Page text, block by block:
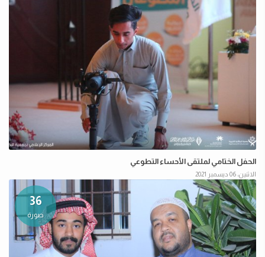
الحفل الختامي لملتقى الأحساء التطوعي
الاثنين، 06 ديسمبر 2021
36
صورة